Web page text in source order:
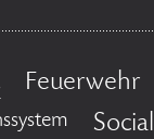
Feuerwehr